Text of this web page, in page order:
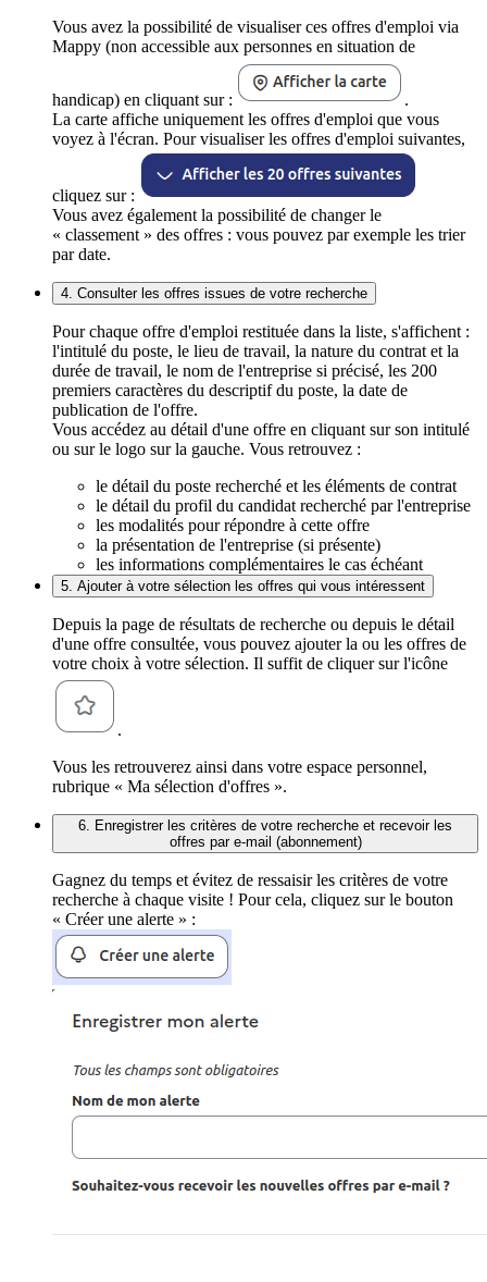
Vous avez la possibilité de visualiser ces offres d'emploi via
Mappy (non accessible aux personnes en situation de
handicap) en cliquant sur :
.
La carte affiche uniquement les offres d'emploi que vous
voyez à l'écran. Pour visualiser les offres d'emploi suivantes,
cliquez sur :
Vous avez également la possibilité de changer le
« classement » des offres : vous pouvez par exemple les trier
par date.
4. Consulter les offres issues de votre recherche
Pour chaque offre d'emploi restituée dans la liste, s'affichent :
l'intitulé du poste, le lieu de travail, la nature du contrat et la
durée de travail, le nom de l'entreprise si précisé, les 200
premiers caractères du descriptif du poste, la date de
publication de l'offre.
Vous accédez au détail d'une offre en cliquant sur son intitulé
ou sur le logo sur la gauche. Vous retrouvez :
le détail du poste recherché et les éléments de contrat
le détail du profil du candidat recherché par l'entreprise
les modalités pour répondre à cette offre
la présentation de l'entreprise (si présente)
les informations complémentaires le cas échéant
5. Ajouter à votre sélection les offres qui vous intéressent
Depuis la page de résultats de recherche ou depuis le détail
d'une offre consultée, vous pouvez ajouter la ou les offres de
votre choix à votre sélection. Il suffit de cliquer sur l'icône
.
Vous les retrouverez ainsi dans votre espace personnel,
rubrique « Ma sélection d'offres ».
6. Enregistrer les critères de votre recherche et recevoir les
offres par e-mail (abonnement)
Gagnez du temps et évitez de ressaisir les critères de votre
recherche à chaque visite ! Pour cela, cliquez sur le bouton
« Créer une alerte » :